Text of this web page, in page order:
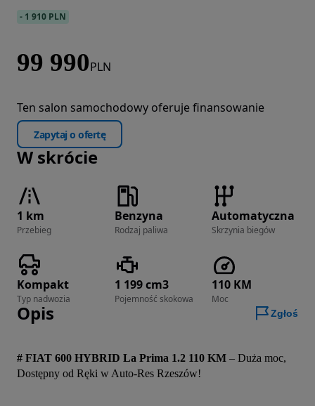
- 1 910 PLN
99 990PLN
Ten salon samochodowy oferuje finansowanie
Zapytaj o ofertę
W skrócie
1 km
Przebieg
Benzyna
Rodzaj paliwa
Automatyczna
Skrzynia biegów
Kompakt
Typ nadwozia
1 199 cm3
Pojemność skokowa
110 KM
Moc
Opis Zgłoś
# FIAT 600 HYBRID La Prima 1.2 110 KM – Duża moc,
Dostępny od Ręki w Auto-Res Rzeszów!